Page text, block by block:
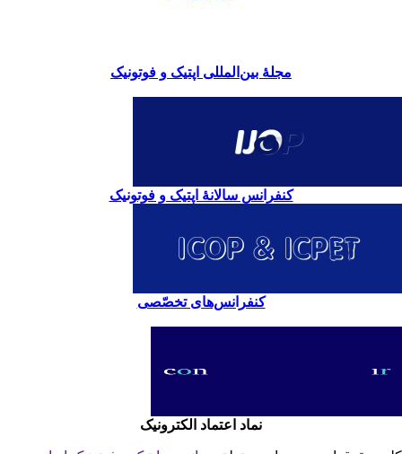
مجلۀ بین‌المللی اپتیک و فوتونیک
کنفرانس سالانۀ اپتیک و فوتونیک
کنفرانس‌های تخصّصی
نماد اعتماد الکترونیک